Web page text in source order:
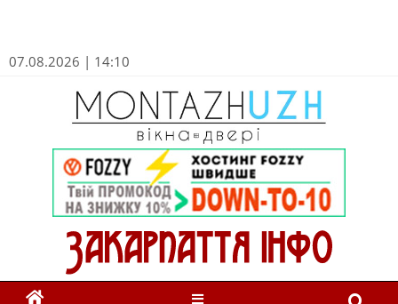
07.08.2026 | 14:10